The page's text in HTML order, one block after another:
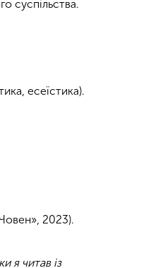
суспільства.
есеїстика).
2023).
я читав із